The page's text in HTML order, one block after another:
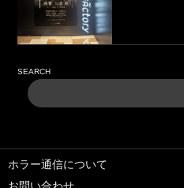
SEARCH
ホラー通信について